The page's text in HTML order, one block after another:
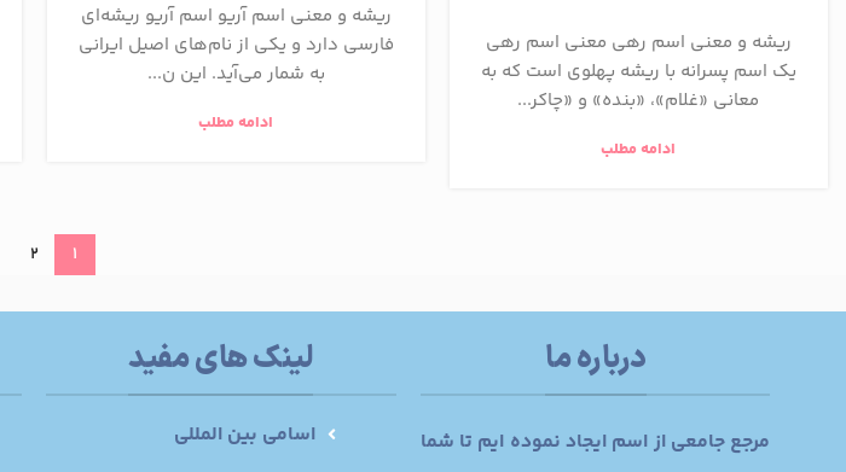
ریشه و معنی اسم آریو اسم آریو ریشه‌ای
فارسی دارد و یکی از نام‌های اصیل ایرانی
به شمار می‌آید. این ن...
ادامه مطلب
ریشه و معنی اسم رهی معنی اسم رهی
یک اسم پسرانه با ریشه پهلوی است که به
معانی «غلام»، «بنده» و «چاکر...
ادامه مطلب
1
2
درباره ما
مرجع جامعی از اسم ایجاد نموده ایم تا شما
لینک های مفید
اسامی بین المللی